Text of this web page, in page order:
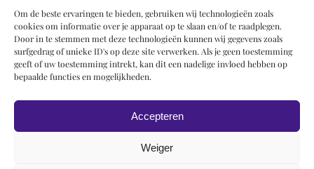
Om de beste ervaringen te bieden, gebruiken wij technologieën zoals
cookies om informatie over je apparaat op te slaan en/of te raadplegen.
Door in te stemmen met deze technologieën kunnen wij gegevens zoals
surfgedrag of unieke ID's op deze site verwerken. Als je geen toestemming
geeft of uw toestemming intrekt, kan dit een nadelige invloed hebben op
bepaalde functies en mogelijkheden.
Accepteren
Weiger